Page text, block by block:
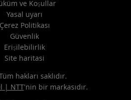
ve Koşullar
Yasal uyarı
Çerez Politikası
Güvenlik
Erişilebilirlik
Site haritasi
hakları saklıdır.
| NTT'nin bir markasıdır.